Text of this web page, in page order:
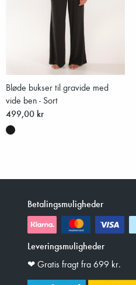
Bløde bukser til gravide med
vide ben - Sort
499,00 kr
Betalingsmuligheder
Leveringsmuligheder
❤︎ Gratis fragt fra 699 kr.